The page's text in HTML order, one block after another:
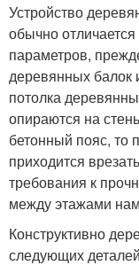
Устройство
обычно
параметров,
деревянных балок
потолка
опираются на
бетонный пояс, то
приходится
требования к
между этажами
Конструктивно
следующих